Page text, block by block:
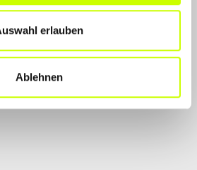
erlauben
Ablehnen